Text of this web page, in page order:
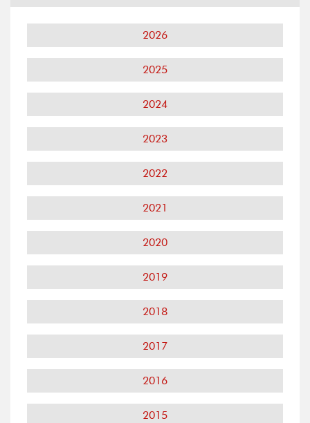
2026
2025
2024
2023
2022
2021
2020
2019
2018
2017
2016
2015